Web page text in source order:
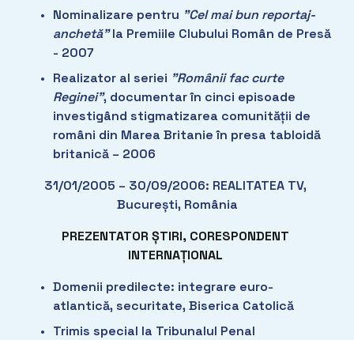
Nominalizare pentru ”Cel mai bun reportaj-
anchetă” la Premiile Clubului Român de Presă
- 2007
Realizator al seriei ”Românii fac curte
Reginei”, documentar în cinci episoade
investigând stigmatizarea comunității de
români din Marea Britanie în presa tabloidă
britanică – 2006
31/01/2005 – 30/09/2006: REALITATEA TV,
București, România
PREZENTATOR ȘTIRI, CORESPONDENT
INTERNAȚIONAL
Domenii predilecte: integrare euro-
atlantică, securitate, Biserica Catolică
Trimis special la Tribunalul Penal